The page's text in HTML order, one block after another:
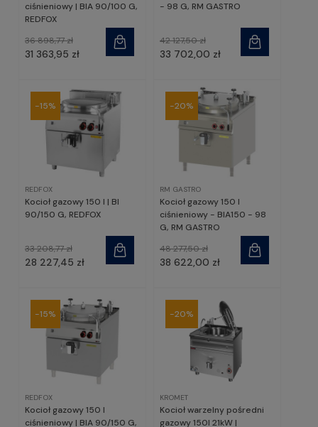
ciśnieniowy | BIA 90/100 G,
REDFOX
31 363,95 zł
36 898,77 zł
- 98 G, RM GASTRO
33 702,00 zł
42 127,50 zł
REDFOX
Kocioł gazowy 150 l | BI
90/150 G, REDFOX
28 227,45 zł
33 208,77 zł
-15%
RM GASTRO
Kocioł gazowy 150 l
ciśnieniowy - BIA150 - 98
G, RM GASTRO
38 622,00 zł
48 277,50 zł
-20%
REDFOX
Kocioł gazowy 150 l
ciśnieniowy | BIA 90/150 G,
-15%
KROMET
Kocioł warzelny pośredni
gazowy 150l 21kW |
-20%